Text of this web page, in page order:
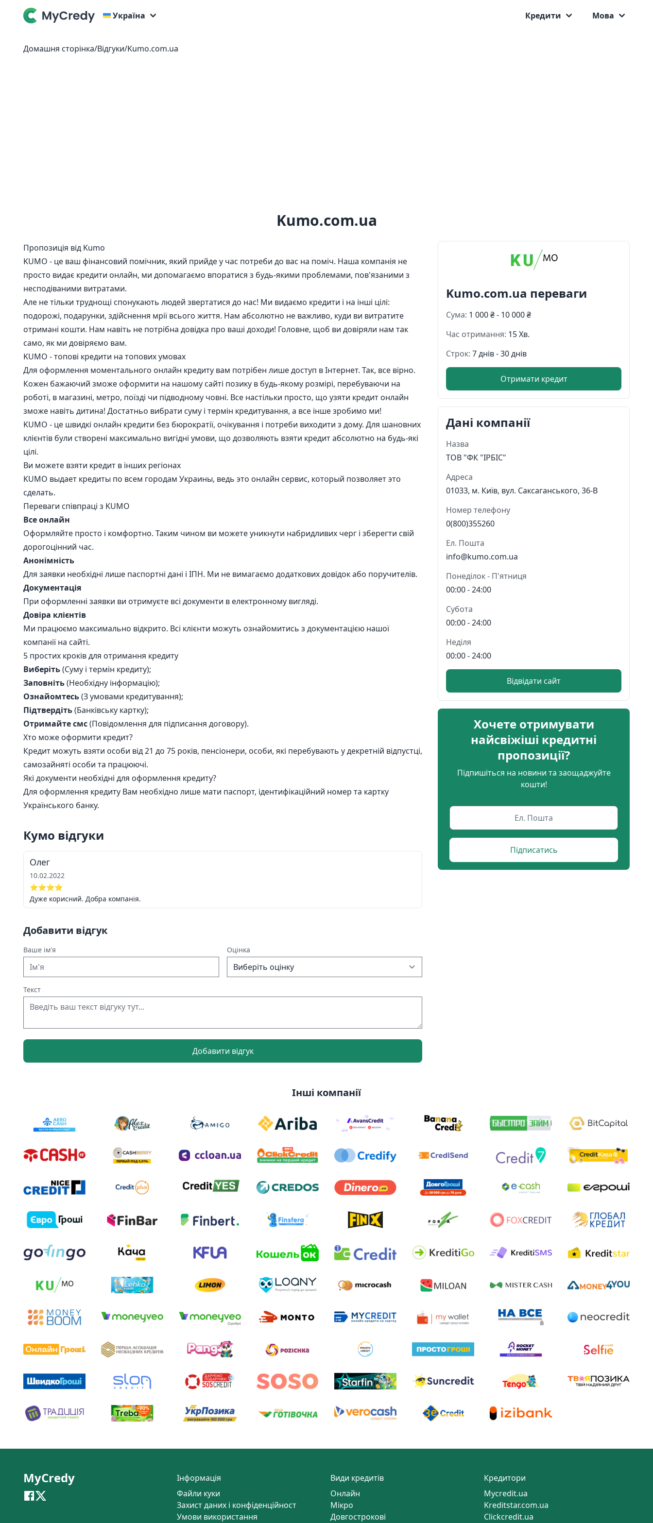
Україна Кредити Мова
Домашня сторінка/Відгуки/Kumo.com.ua
Kumo.com.ua
Kumo.com.ua переваги
Сума: 1 000 ₴ - 10 000 ₴
Час отримання: 15 Хв.
Строк:7 днів - 30 днів
Отримати кредит
Дані компанії
Назва
ТОВ "ФК "ІРБІС"
Адреса
01033, м. Київ, вул. Саксаганського, 36-В
Номер телефону
0(800)355260
Ел. Пошта
info@kumo.com.ua
Понеділок - П'ятниця
00:00 - 24:00
Субота
00:00 - 24:00
Неділя
00:00 - 24:00
Відвідати сайт
Хочете отримувати
найсвіжіші кредитні
пропозиції?
Підпишіться на новини та заощаджуйте
кошти!
Підписатись
Пропозиція від Kumo
KUMO - це ваш фінансовий помічник, який прийде у час потреби до вас на поміч. Наша компанія не
просто видає кредити онлайн, ми допомагаємо впоратися з будь-якими проблемами, пов'язаними з
несподіваними витратами.
Але не тільки труднощі спонукають людей звертатися до нас! Ми видаємо кредити і на інші цілі:
подорожі, подарунки, здійснення мрії всього життя. Нам абсолютно не важливо, куди ви витратите
отримані кошти. Нам навіть не потрібна довідка про ваші доходи! Головне, щоб ви довіряли нам так
само, як ми довіряємо вам.
KUMO - топові кредити на топових умовах
Для оформлення моментального онлайн кредиту вам потрібен лише доступ в Інтернет. Так, все вірно.
Кожен бажаючий зможе оформити на нашому сайті позику в будь-якому розмірі, перебуваючи на
роботі, в магазині, метро, ​​поїзді чи підводному човні. Все настільки просто, що узяти кредит онлайн
зможе навіть дитина! Достатньо вибрати суму і термін кредитування, а все інше зробимо ми!
KUMO - це швидкі онлайн кредити без бюрократії, очікування і потреби виходити з дому. Для шановних
клієнтів були створені максимально вигідні умови, що дозволяють взяти кредит абсолютно на будь-які
цілі.
Ви можете взяти кредит в інших регіонах
KUMO выдает кредиты по всем городам Украины, ведь это онлайн сервис, который позволяет это
сделать.
Переваги співпраці з KUMO
Все онлайн
Оформляйте просто i комфортно. Таким чином ви можете уникнути набридливих черг i зберегти свiй
дорогоцiнний час.
Анонімність
Для заявки необхiднi лише паспортнi данi i IПН. Ми не вимагаємо додаткових довiдок або поручителiв.
Документація
При оформленнi заявки ви отримуєте всi документи в електронному виглядi.
Довіра клієнтів
Ми працюємо максимально вiдкрито. Всi клiєнти можуть ознайомитись з документацiєю нашої
компанiї на сайтi.
5 простих кроків для отримання кредиту
Виберіть(Суму і термін кредиту);
Заповніть(Необхідну інформацію);
Ознайомтесь(З умовами кредитування);
Підтвердіть(Банківську картку);
Отримайте смс(Повідомлення для підписання договору).
Хто може оформити кредит?
Кредит можуть взяти особи від 21 до 75 років, пенсіонери, особи, які перебувають у декретній відпустці,
самозайняті особи та працюючі.
Які документи необхідні для оформлення кредиту?
Для оформлення кредиту Вам необхідно лише мати паспорт, ідентифікаційний номер та картку
Українського банку.
Кумо відгуки
Олег
10.02.2022
⭐⭐⭐⭐
Дуже корисний. Добра компанія.
Добавити відгук
Ваше ім'я Оцінка
Текст
Добавити відгук
Інші компанії
MyCredy
Інформація
Файли куки
Захист даних і конфіденційност
Умови використання
Види кредитів
Онлайн
Мікро
Довгострокові
Кредитори
Mycredit.ua
Kreditstar.com.ua
Clickcredit.ua